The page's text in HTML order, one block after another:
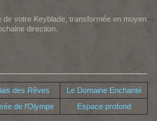
votre Keyblade, transformée en moyen
direction.
des Rêves
Le Domaine Enchanté
de l'Olympe
Espace profond